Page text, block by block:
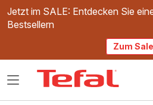
Jetzt im SALE: Entdecken Sie
Bestsellern
Zum Sale
Das